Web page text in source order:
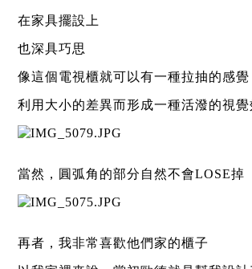
在家具擺設上
也深具巧思
像這個電視櫃就可以有一種拉抽的感覺
利用大小的差異而形成一種活潑的視覺
當然，圓弧角的部分自然不會LOSE掉
再者，我非常喜歡他們家的櫃子